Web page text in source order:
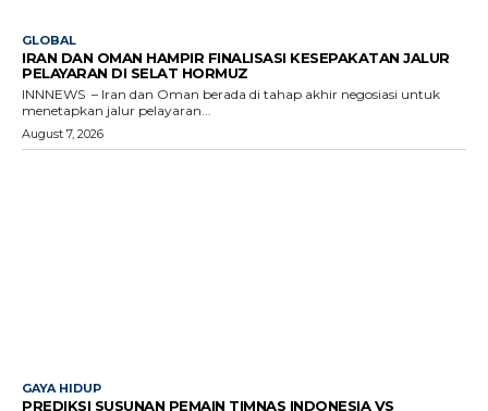
GLOBAL
IRAN DAN OMAN HAMPIR FINALISASI KESEPAKATAN JALUR
PELAYARAN DI SELAT HORMUZ
INNNEWS – Iran dan Oman berada di tahap akhir negosiasi untuk
menetapkan jalur pelayaran...
August 7, 2026
GAYA HIDUP
PREDIKSI SUSUNAN PEMAIN TIMNAS INDONESIA VS